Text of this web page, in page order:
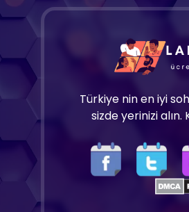
Türkiye nin en iyi
sizde yerinizi